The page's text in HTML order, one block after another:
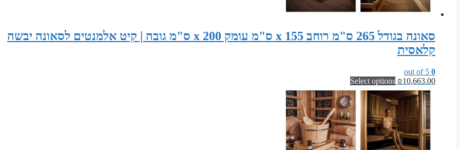
סאונה בגודל 265 ס"מ רוחב x 155 ס"מ עומק x 200 ס"מ גובה | קיט אלמנטים לסאונה יבשה
קלאסית
0
₪10,663.00
Select options